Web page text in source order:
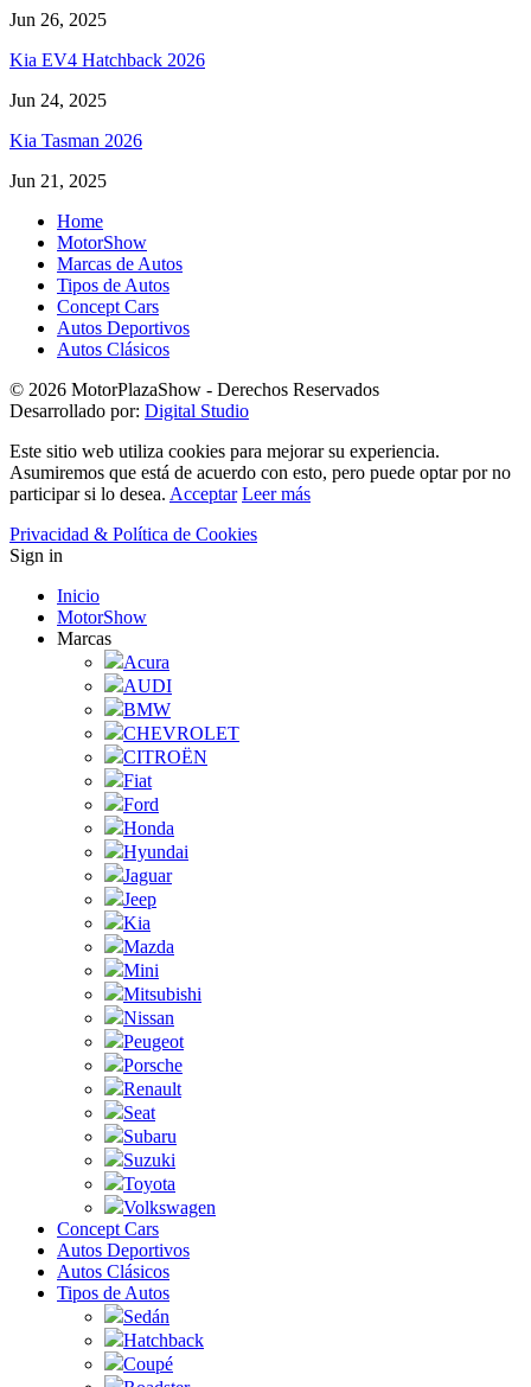
Jun 26, 2025
Kia EV4 Hatchback 2026
Jun 24, 2025
Kia Tasman 2026
Jun 21, 2025
Home
MotorShow
Marcas de Autos
Tipos de Autos
Concept Cars
Autos Deportivos
Autos Clásicos
© 2026 MotorPlazaShow - Derechos Reservados
Desarrollado por: Digital Studio
Este sitio web utiliza cookies para mejorar su experiencia.
Asumiremos que está de acuerdo con esto, pero puede optar por no
participar si lo desea. Acceptar Leer más
Privacidad & Política de Cookies
Sign in
Inicio
MotorShow
Marcas
Acura
AUDI
BMW
CHEVROLET
CITROËN
Fiat
Ford
Honda
Hyundai
Jaguar
Jeep
Kia
Mazda
Mini
Mitsubishi
Nissan
Peugeot
Porsche
Renault
Seat
Subaru
Suzuki
Toyota
Volkswagen
Concept Cars
Autos Deportivos
Autos Clásicos
Tipos de Autos
Sedán
Hatchback
Coupé